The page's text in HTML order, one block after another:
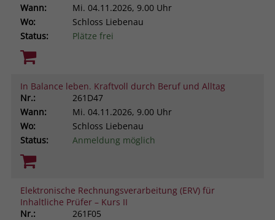
Wann:
Mi. 04.11.2026, 9.00 Uhr
Wo:
Schloss Liebenau
Status:
Plätze frei
In Balance leben. Kraftvoll durch Beruf und Alltag
Nr.:
261D47
Wann:
Mi. 04.11.2026, 9.00 Uhr
Wo:
Schloss Liebenau
Status:
Anmeldung möglich
Elektronische Rechnungsverarbeitung (ERV) für
Inhaltliche Prüfer – Kurs II
Nr.:
261F05